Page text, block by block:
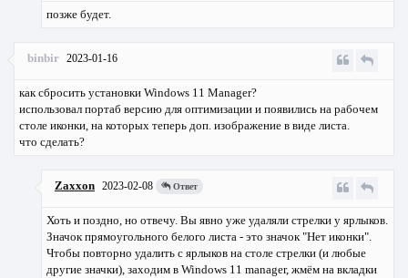
позже будет.
binbir 2023-01-16
как сбросить установки Windows 11 Manager?
использовал портаб версию для оптимизации и появились на рабочем
столе иконки, на которых теперь доп. изображение в виде листа.
что сделать?
Zaxxon 2023-02-08 Ответ
Хоть и поздно, но отвечу. Вы явно уже удаляли стрелки у ярлыков.
Значок прямоугольного белого листа - это значок "Нет иконки".
Чтобы повторно удалить с ярлыков на столе стрелки (и любые
другие значки), заходим в Windows 11 manager, жмём на вкладки